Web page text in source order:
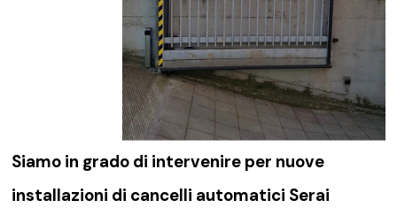
Siamo in grado di intervenire per nuove
installazioni di cancelli automatici Serai